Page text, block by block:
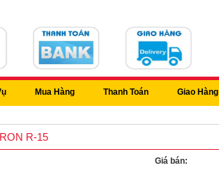
Mua Hàng Thanh Toán Giao Hàng
R-15
Giá bán: